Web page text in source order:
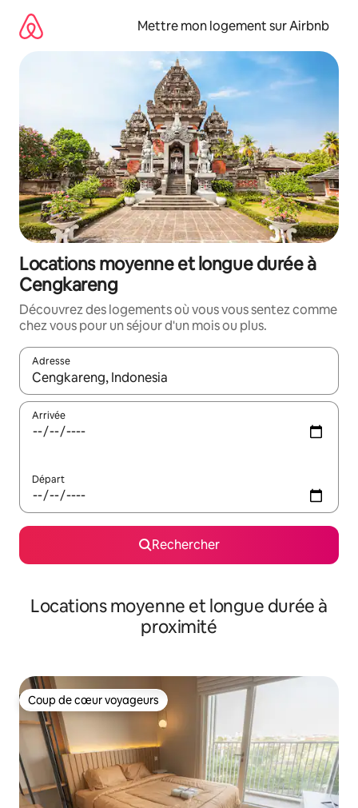
directement
contenu
Mettre mon logement sur Airbnb
Locations moyenne et longue durée à
Cengkareng
Découvrez des logements où vous vous sentez comme
chez vous pour un séjour d'un mois ou plus.
Adresse
Lorsque les résultats s'affichent, utilisez les flèches vers le
Arrivée
Départ
Rechercher
Locations moyenne et longue durée à
proximité
Coup de cœur voyageurs
Coup de cœur voyageurs